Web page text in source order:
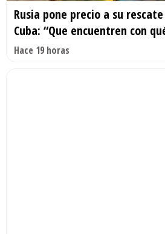
Rusia pone precio a su
Cuba: “Que encuentren con
Hace 19 horas